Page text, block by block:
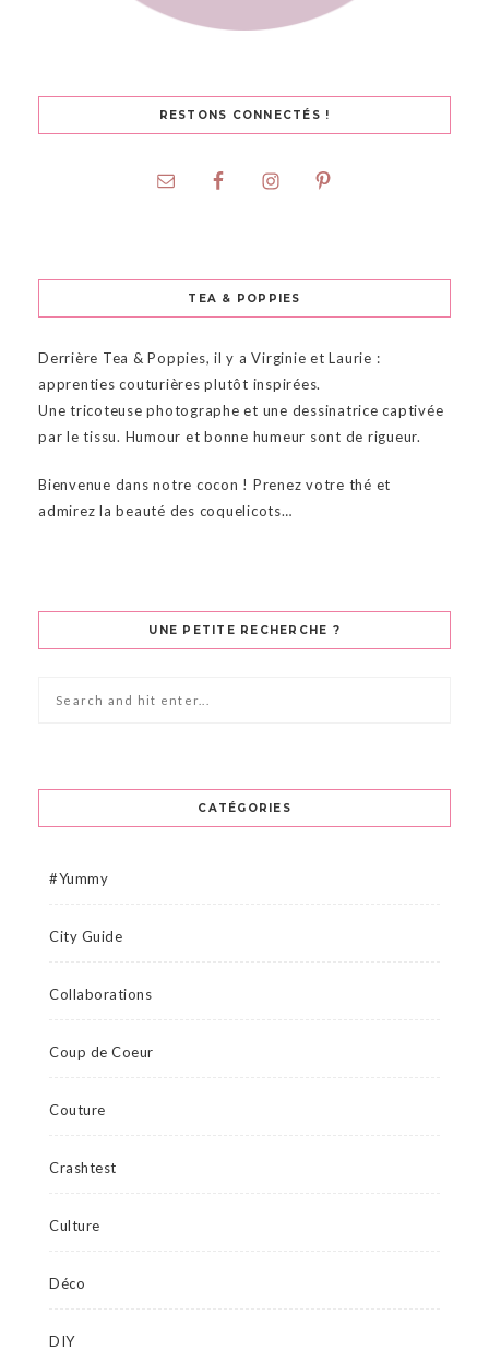
RESTONS CONNECTÉS !
TEA & POPPIES
Derrière Tea & Poppies, il y a Virginie et Laurie :
apprenties couturières plutôt inspirées.
Une tricoteuse photographe et une dessinatrice captivée
par le tissu. Humour et bonne humeur sont de rigueur.
Bienvenue dans notre cocon ! Prenez votre thé et
admirez la beauté des coquelicots…
UNE PETITE RECHERCHE ?
CATÉGORIES
#Yummy
City Guide
Collaborations
Coup de Coeur
Couture
Crashtest
Culture
Déco
DIY